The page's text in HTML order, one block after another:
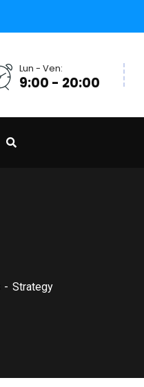
Lun - Ven:
9:00 - 20:00
Strategy